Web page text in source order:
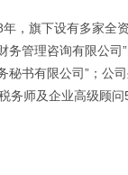
，旗下设有多家全
务管理咨询有限公司
秘书有限公司”；公
务师及企业高级顾